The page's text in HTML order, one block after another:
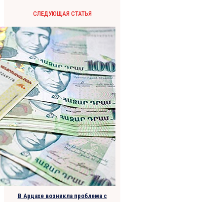
СЛЕДУЮЩАЯ СТАТЬЯ
В Арцахе возникла проблема с